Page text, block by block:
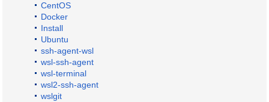
CentOS
Docker
Install
Ubuntu
ssh-agent-wsl
wsl-ssh-agent
wsl-terminal
wsl2-ssh-agent
wslgit